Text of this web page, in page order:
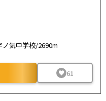
気中学校/2690m
61